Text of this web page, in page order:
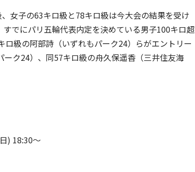
女子の63キロ級と78キロ級は今大会の結果を受け
でにパリ五輪代表内定を決めている男子100キロ超
級の阿部詩（いずれもパーク24）らがエントリー
ク24）、同57キロ級の舟久保遥香（三井住友海
) 18:30～